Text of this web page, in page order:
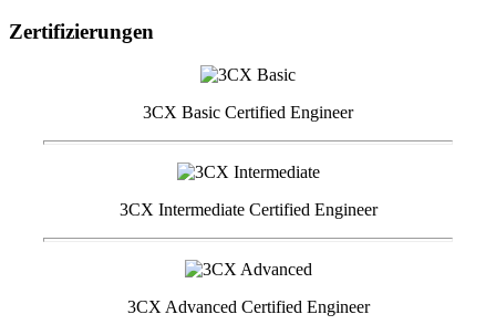
Zertifizierungen
3CX Basic Certified Engineer
3CX Intermediate Certified Engineer
3CX Advanced Certified Engineer